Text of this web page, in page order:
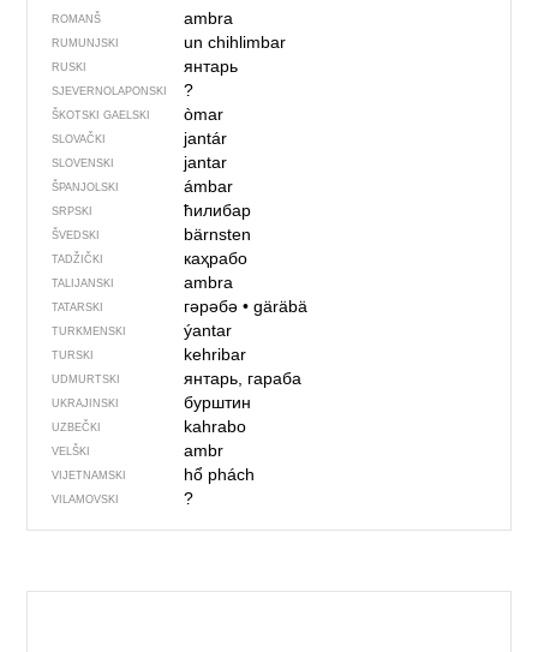
ROMANŠ ambra
RUMUNJSKI un chihlimbar
RUSKI янтарь
SJEVER­NO­LA­PONSKI ?
ŠKOTSKI GAELSKI òmar
SLOVAČKI jantár
SLOVENSKI jantar
ŠPANJOLSKI ámbar
SRPSKI ћилибар
ŠVEDSKI bärnsten
TADŽIČKI каҳрабо
TALIJANSKI ambra
TATARSKI гәрәбә• gäräbä
TURKMENSKI ýantar
TURSKI kehribar
UDMURTSKI янтарь, гараба
UKRAJINSKI бурштин
UZBEČKI kahrabo
VELŠKI ambr
VIJETNAMSKI hổ phách
VILAMOVSKI ?